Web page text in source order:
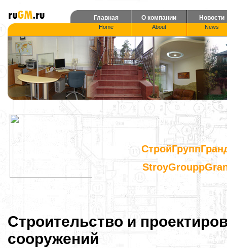
Главная
Home
О компании
About
Новости
News
Строительство и
сооружений